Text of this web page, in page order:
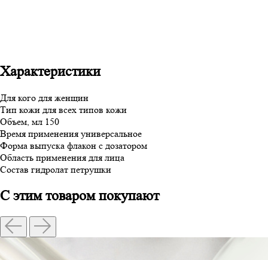
Характеристики
Для кого для женщин
Тип кожи для всех типов кожи
Объем, мл 150
Время применения универсальное
Форма выпуска флакон с дозатором
Область применения для лица
Состав гидролат петрушки
С этим товаром покупают